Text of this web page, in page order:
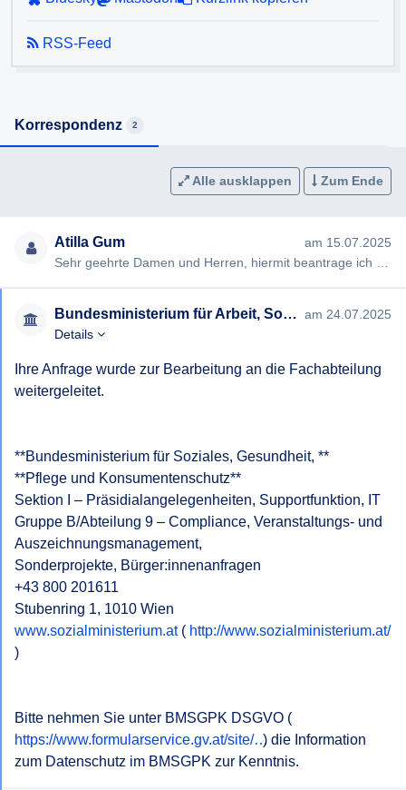
angewiesen, um mein erstes Studienjahr (Studiengebühren
und Unterkunft) zu finanzieren. Über eine zeitnahe und
RSS-Feed
Korrespondenz 2
Alle ausklappen Zum Ende
Atilla Gum
am 15.07.2025
Bundesministerium für Arbeit, Soziales, Gesundheit, Pflege und Konsumentenschutz am 24.07.2025
Details
Ihre Anfrage wurde zur Bearbeitung an die Fachabteilung
weitergeleitet.
**Bundesministerium für Soziales, Gesundheit, **
**Pflege und Konsumentenschutz**
Sektion I – Präsidialangelegenheiten, Supportfunktion, IT
Gruppe B/Abteilung 9 – Compliance, Veranstaltungs- und
Auszeichnungsmanagement,
Sonderprojekte, Bürger:innenanfragen
+43 800 201611
www.sozialministerium.at ( http://www.sozialministerium.at/
)
Bitte nehmen Sie unter BMSGPK DSGVO (
https://www.formularservice.gv.at/site/… ) die Information
zum Datenschutz im BMSGPK zur Kenntnis.